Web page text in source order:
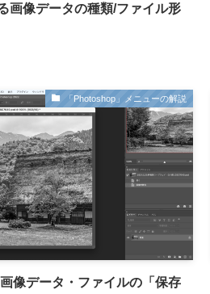
画像データの種類/ファイル形
「Photoshop」メニューの解説
像データ・ファイルの「保存